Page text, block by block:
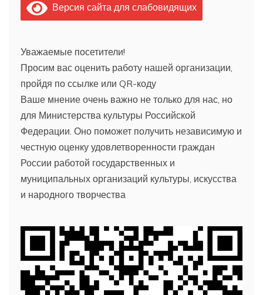
Версия сайта для слабовидящих
Уважаемые посетители!
Просим вас оценить работу нашей организации,
пройдя по ссылке или QR-коду
Ваше мнение очень важно не только для нас, но
для Министерства культуры Российской
Федерации. Оно поможет получить независимую и
честную оценку удовлетворенности граждан
России работой государственных и
муниципальных организаций культуры, искусства
и народного творчества